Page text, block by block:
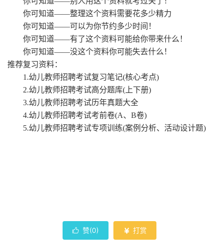
你可知道——整理这个资料需要花多少精力
你可知道——可以为你节约多少时间！
你可知道——有了这个资料可能给你带来什么！
你可知道——没这个资料你可能失去什么！
推荐复习资料：
1.幼儿教师招聘考试复习笔记(核心考点)
2.幼儿教师招聘考试高分题库(上下册)
3.幼儿教师招聘考试历年真题大全
4.幼儿教师招聘考试考前卷(A、B卷)
5.幼儿教师招聘考试专项训练(案例分析、活动设计题)
 赞(0)  打赏